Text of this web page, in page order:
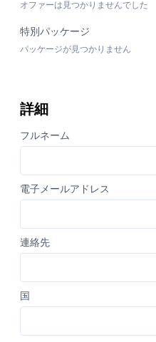
オファーは見つかりませんでした
特別パッケージ
パッケージが見つかりません
詳細
フルネーム
電子メールアドレス
連絡先
国